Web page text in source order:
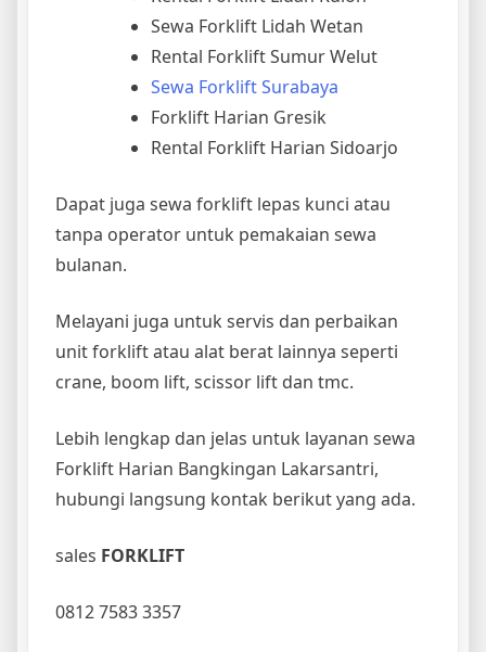
Sewa Forklift Lidah Wetan
Rental Forklift Sumur Welut
Sewa Forklift Surabaya
Forklift Harian Gresik
Rental Forklift Harian Sidoarjo
Dapat juga sewa forklift lepas kunci atau
tanpa operator untuk pemakaian sewa
bulanan.
Melayani juga untuk servis dan perbaikan
unit forklift atau alat berat lainnya seperti
crane, boom lift, scissor lift dan tmc.
Lebih lengkap dan jelas untuk layanan sewa
Forklift Harian Bangkingan Lakarsantri,
hubungi langsung kontak berikut yang ada.
sales FORKLIFT
0812 7583 3357